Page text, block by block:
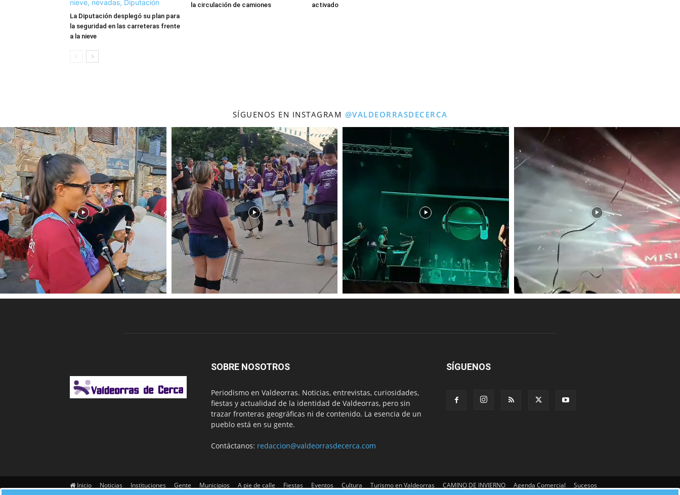
La Diputación desplegó su plan para
la seguridad en las carreteras frente
a la nieve
la circulación de camiones
activado
SÍGUENOS EN INSTAGRAM @VALDEORRASDECERCA
SOBRE NOSOTROS
Periodismo en Valdeorras. Noticias, entrevistas, curiosidades,
fiestas y actualidad de la identidad de Valdeorras, pero sin
trazar fronteras geográficas ni de contenido. La esencia de un
pueblo está en su gente.
Contáctanos: redaccion@valdeorrasdecerca.com
SÍGUENOS
Inicio Noticias Instituciones Gente Municipios A pie de calle Fiestas Eventos Cultura Turismo en Valdeorras CAMINO DE INVIERNO Agenda Comercial
Sucesos